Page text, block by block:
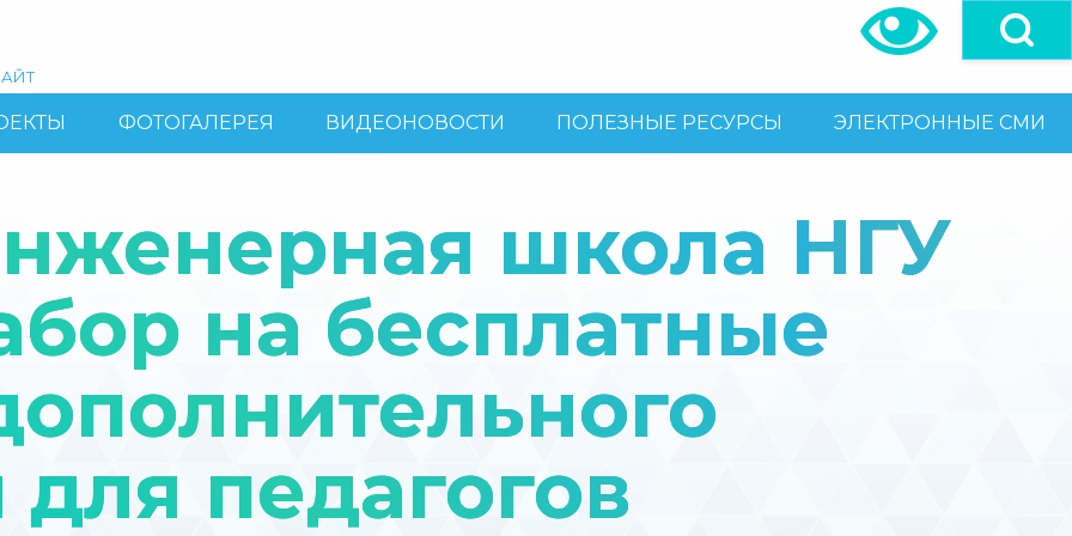
ФОТОГАЛЕРЕЯ ВИДЕОНОВОСТИ ПОЛЕЗНЫЕ РЕСУРСЫ ЭЛЕКТРОННЫЕ СМИ
школа НГУ
на бесплатные
педагогов